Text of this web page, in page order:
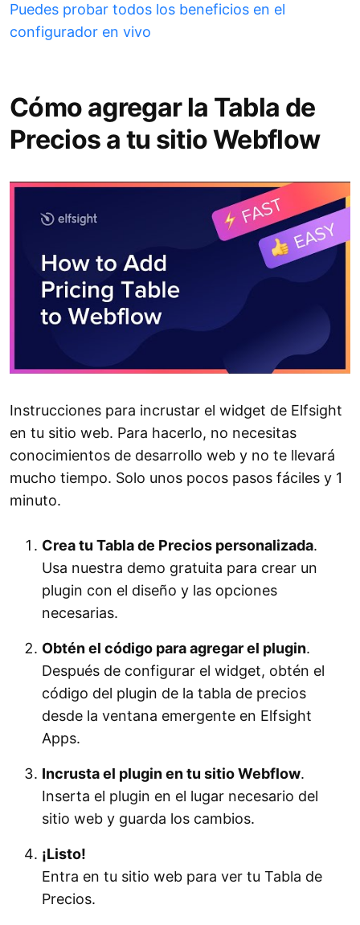
Puedes probar todos los beneficios en el
configurador en vivo
Cómo agregar la Tabla de
Precios a tu sitio Webflow
Instrucciones para incrustar el widget de Elfsight
en tu sitio web. Para hacerlo, no necesitas
conocimientos de desarrollo web y no te llevará
mucho tiempo. Solo unos pocos pasos fáciles y 1
minuto.
Crea tu Tabla de Precios personalizada.
Usa nuestra demo gratuita para crear un
plugin con el diseño y las opciones
necesarias.
Obtén el código para agregar el plugin.
Después de configurar el widget, obtén el
código del plugin de la tabla de precios
desde la ventana emergente en Elfsight
Apps.
Incrusta el plugin en tu sitio Webflow.
Inserta el plugin en el lugar necesario del
sitio web y guarda los cambios.
¡Listo!
Entra en tu sitio web para ver tu Tabla de
Precios.